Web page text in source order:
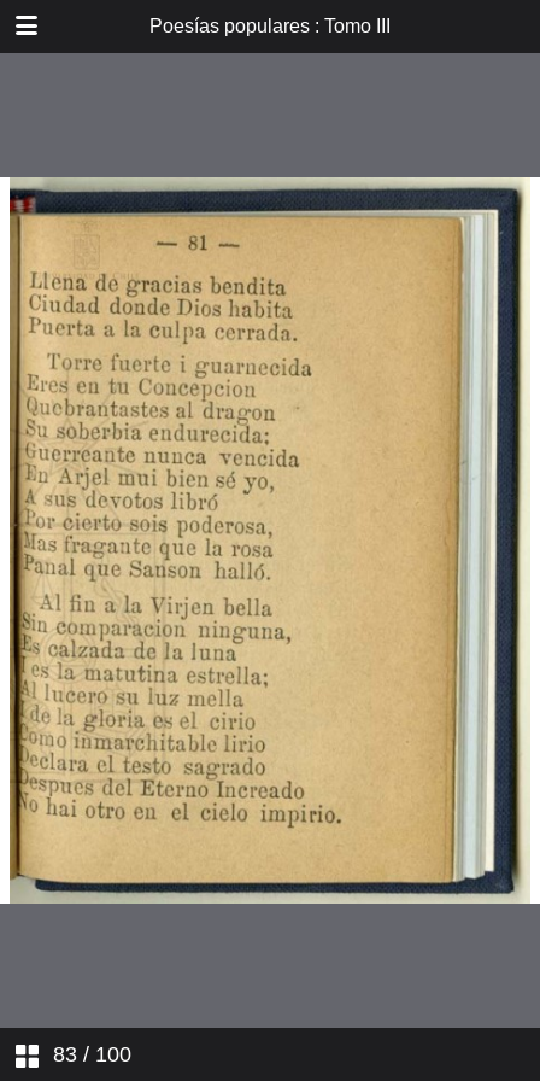
Poesías populares : Tomo III
83 / 100
Introducción
Don B. Vicuña Mackenna
Oradores i poetas
Verdad eterna de María
A la Cruz
La Cruz
La Pasión. De tres meses el
autor...
La Pasión. Estando Cristo en el
huerto...
La Pasión. Un atrevido soldado...
La Pasión. Por qué es tanta
tiranía?...
Un sueño penoso
Caín i Abel
Contrarresto